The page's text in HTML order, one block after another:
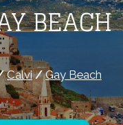
BEACH
Calvi/Gay Beach